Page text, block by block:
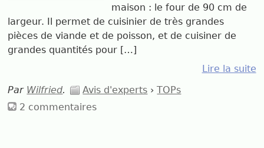
maison : le four de 90 cm de
largeur. Il permet de cuisinier de très grandes
pièces de viande et de poisson, et de cuisiner de
grandes quantités pour […]
Lire la suite
Par Wilfried. Avis d'experts ›TOPs
2 commentaires